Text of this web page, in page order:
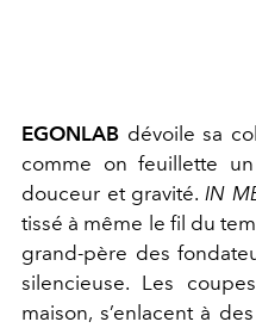
EGONLAB dévoile sa
comme on feuillette
douceur et gravité. IN
tissé à même le fil du
grand-père des
silencieuse. Les
maison, s’enlacent à